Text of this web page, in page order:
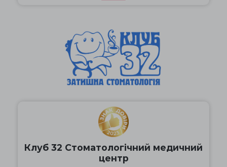
Клуб 32 Стоматологічний медичний
центр